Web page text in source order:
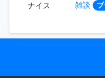
ナイス 雑談